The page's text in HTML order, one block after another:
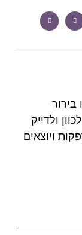
ולדייק
ויוצאים